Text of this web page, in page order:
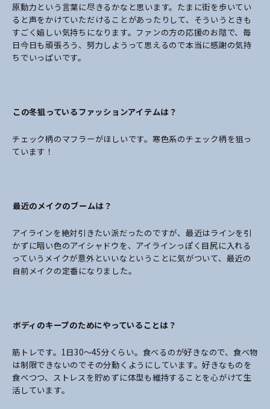
原動力という言葉に尽きるかなと思います。たまに街を歩いてい
ると声をかけていただけることがあったりして、そういうときも
すごく嬉しい気持ちになります。ファンの方の応援のお陰で、毎
日今日も頑張ろう、努力しようって思えるので本当に感謝の気持
ちでいっぱいです。
――この冬狙っているファッションアイテムは？
チェック柄のマフラーがほしいです。寒色系のチェック柄を狙っ
ています！
――最近のメイクのブームは？
アイラインを絶対引きたい派だったのですが、最近はラインを引
かずに暗い色のアイシャドウを、アイラインっぽく目尻に入れる
っていうメイクが意外といいなということに気がついて、最近の
自前メイクの定番になりました。
――ボディのキープのためにやっていることは？
筋トレです。1日30〜45分くらい。食べるのが好きなので、食べ物
は制限できないのでその分動くようにしています。好きなものを
食べつつ、ストレスを貯めずに体型も維持することを心がけて生
活しています。